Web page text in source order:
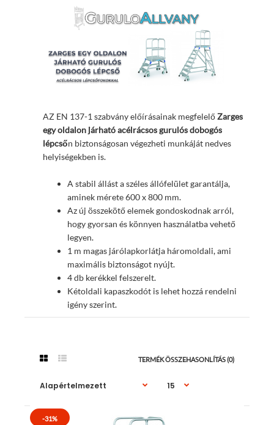
AZ EN 137-1 szabvány előírásainak megfelelőZarges
egy oldalon járható acélrácsos gurulós dobogós
lépcsőn biztonságosan végezheti munkáját nedves
helyiségekben is.
A stabil állást a széles állófelület garantálja,
aminek mérete 600 x 800 mm.
Az új összekötő elemek gondoskodnak arról,
hogy gyorsan és könnyen használatba vehető
legyen.
1 m magas járólapkorlátja háromoldali, ami
maximális biztonságot nyújt.
4 db kerékkel felszerelt.
Kétoldali kapaszkodót is lehet hozzá rendelni
igény szerint.
TERMÉK ÖSSZEHASONLÍTÁS (0)
-31%